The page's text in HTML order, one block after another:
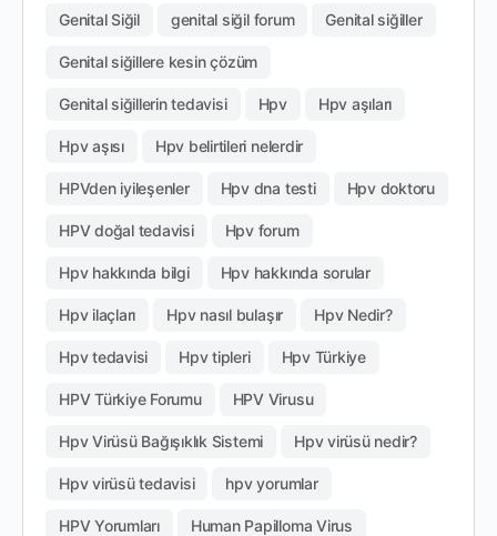
Genital Siğil genital siğil forum Genital siğiller
Genital siğillere kesin çözüm
Genital siğillerin tedavisi Hpv Hpv aşıları
Hpv aşısı Hpv belirtileri nelerdir
HPVden iyileşenler Hpv dna testi Hpv doktoru
HPV doğal tedavisi Hpv forum
Hpv hakkında bilgi Hpv hakkında sorular
Hpv ilaçları Hpv nasıl bulaşır Hpv Nedir?
Hpv tedavisi Hpv tipleri Hpv Türkiye
HPV Türkiye Forumu HPV Virusu
Hpv Virüsü Bağışıklık Sistemi Hpv virüsü nedir?
Hpv virüsü tedavisi hpv yorumlar
HPV Yorumları Human Papilloma Virus